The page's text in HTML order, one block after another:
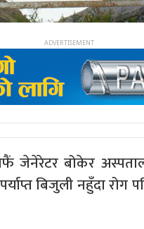
जेनेरेटर बोकेर
बिजुली नहुँदा रोग